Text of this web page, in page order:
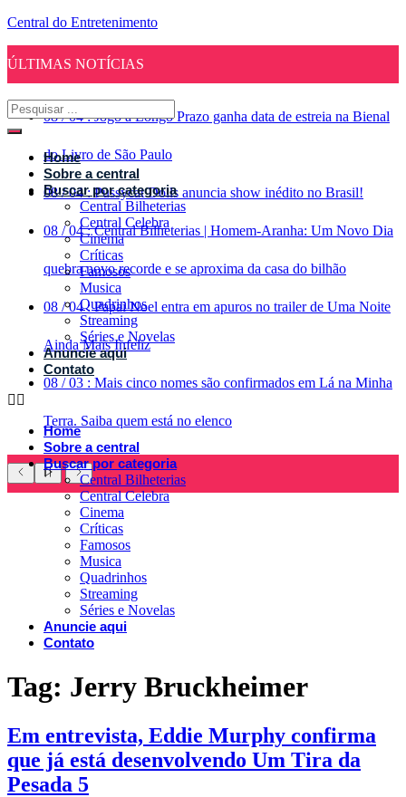
Central do Entretenimento
ÚLTIMAS NOTÍCIAS
08 / 04 : Jogo a Longo Prazo ganha data de estreia na Bienal
do Livro de São Paulo
08 / 04 : Pussycat Dolls anuncia show inédito no Brasil!
08 / 04 : Central Bilheterias | Homem-Aranha: Um Novo Dia
quebra novo recorde e se aproxima da casa do bilhão
08 / 04 : Papai Noel entra em apuros no trailer de Uma Noite
Ainda Mais Infeliz
08 / 03 : Mais cinco nomes são confirmados em Lá na Minha
Terra. Saiba quem está no elenco
Home
Sobre a central
Buscar por categoria
Central Bilheterias
Central Celebra
Cinema
Críticas
Famosos
Musica
Quadrinhos
Streaming
Séries e Novelas
Anuncie aqui
Contato
Home
Sobre a central
Buscar por categoria
Central Bilheterias
Central Celebra
Cinema
Críticas
Famosos
Musica
Quadrinhos
Streaming
Séries e Novelas
Anuncie aqui
Contato
Tag: Jerry Bruckheimer
Em entrevista, Eddie Murphy confirma
que já está desenvolvendo Um Tira da
Pesada 5